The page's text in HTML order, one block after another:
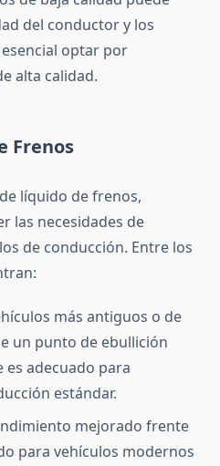
del conductor y los
optar por
alta calidad.
Frenos
líquido de frenos,
las necesidades de
de conducción. Entre los
más antiguos o de
un punto de ebullición
es adecuado para
estándar.
mejorado frente
para vehículos modernos